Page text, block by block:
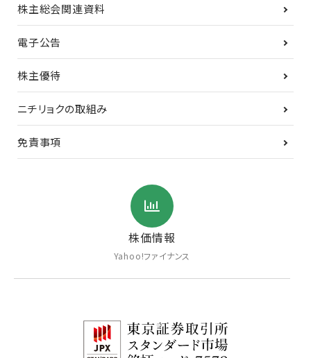
株主総会関連資料
電子公告
株主優待
ニチリョクの取組み
免責事項
株価情報
Yahoo!ファイナンス